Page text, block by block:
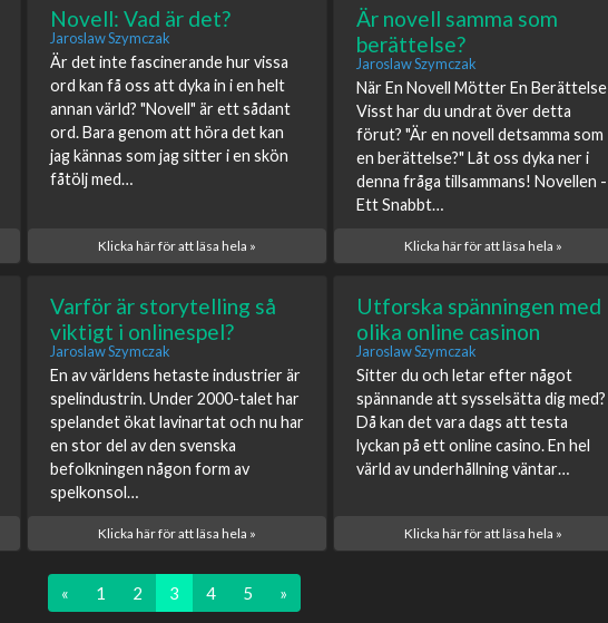
Novell: Vad är det?
Jaroslaw Szymczak
Är det inte fascinerande hur vissa
ord kan få oss att dyka in i en helt
annan värld? "Novell" är ett sådant
ord. Bara genom att höra det kan
jag kännas som jag sitter i en skön
fåtölj med…
Klicka här för att läsa hela »
Är novell samma som
berättelse?
Jaroslaw Szymczak
När En Novell Mötter En Berättelse
Visst har du undrat över detta
förut? "Är en novell detsamma som
en berättelse?" Låt oss dyka ner i
denna fråga tillsammans! Novellen -
Ett Snabbt…
Klicka här för att läsa hela »
Varför är storytelling så
viktigt i onlinespel?
Jaroslaw Szymczak
En av världens hetaste industrier är
spelindustrin. Under 2000-talet har
spelandet ökat lavinartat och nu har
en stor del av den svenska
befolkningen någon form av
spelkonsol…
Klicka här för att läsa hela »
Utforska spänningen med
olika online casinon
Jaroslaw Szymczak
Sitter du och letar efter något
spännande att sysselsätta dig med?
Då kan det vara dags att testa
lyckan på ett online casino. En hel
värld av underhållning väntar…
Klicka här för att läsa hela »
« 1 2 3 4 5 »